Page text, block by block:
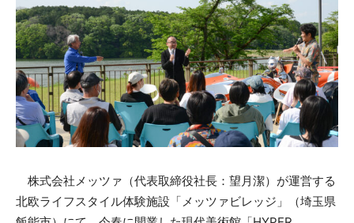
株式会社メッツァ（代表取締役社長：望月潔）が運営する
北欧ライフスタイル体験施設「メッツァビレッジ」（埼玉県